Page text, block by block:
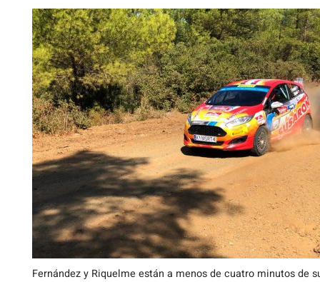
Fernández y Riquelme están a menos de cuatro minutos de